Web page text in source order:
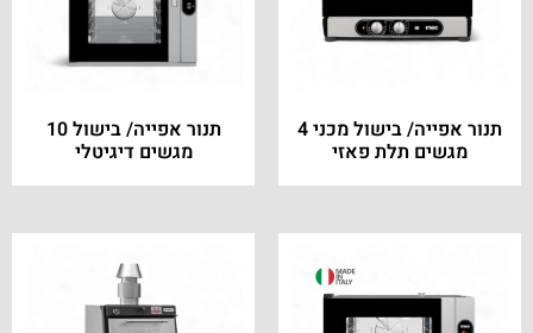
תנור אפייה/ בישול מכני 4
מגשים תלת פאזי
תנור אפייה/ בישול 10
מגשים דיגיטלי